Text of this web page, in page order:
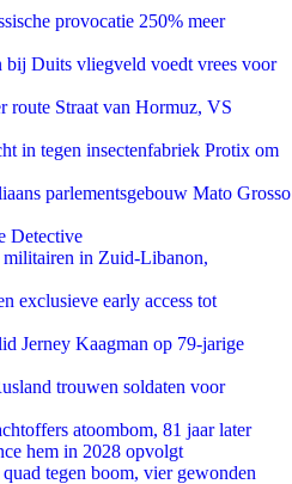
provocatie 250% meer
bij Duits vliegveld voedt vrees voor
route Straat van Hormuz, VS
in tegen insectenfabriek Protix om
parlementsgebouw Mato Grosso
Detective
militairen in Zuid-Libanon,
exclusieve early access tot
Jerney Kaagman op 79-jarige
trouwen soldaten voor
atoombom, 81 jaar later
hem in 2028 opvolgt
tegen boom, vier gewonden